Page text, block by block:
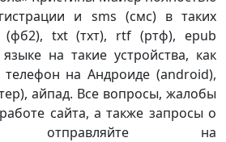
и sms (смс) в таких
(фб2), txt (тхт), rtf (ртф), epub
на такие устройства, как
телефон на Андроиде (android),
айпад. Все вопросы, жалобы
сайта, а также запросы о
отправляйте на